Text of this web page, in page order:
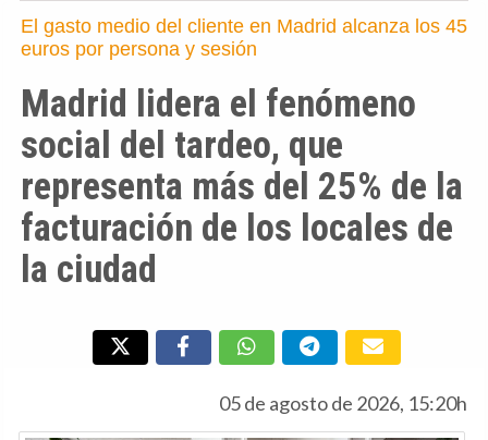
El gasto medio del cliente en Madrid alcanza los 45
euros por persona y sesión
Madrid lidera el fenómeno
social del tardeo, que
representa más del 25% de la
facturación de los locales de
la ciudad
05 de agosto de 2026, 15:20h